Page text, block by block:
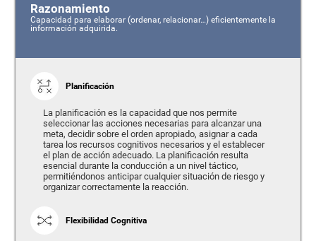
Razonamiento
Capacidad para elaborar (ordenar, relacionar…) eficientemente la
información adquirida.
Planificación
La planificación es la capacidad que nos permite
seleccionar las acciones necesarias para alcanzar una
meta, decidir sobre el orden apropiado, asignar a cada
tarea los recursos cognitivos necesarios y el establecer
el plan de acción adecuado. La planificación resulta
esencial durante la conducción a un nivel táctico,
permitiéndonos anticipar cualquier situación de riesgo y
organizar correctamente la reacción.
Flexibilidad Cognitiva